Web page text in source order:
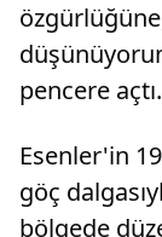
pencere
Esenler'in
göç
bölgede